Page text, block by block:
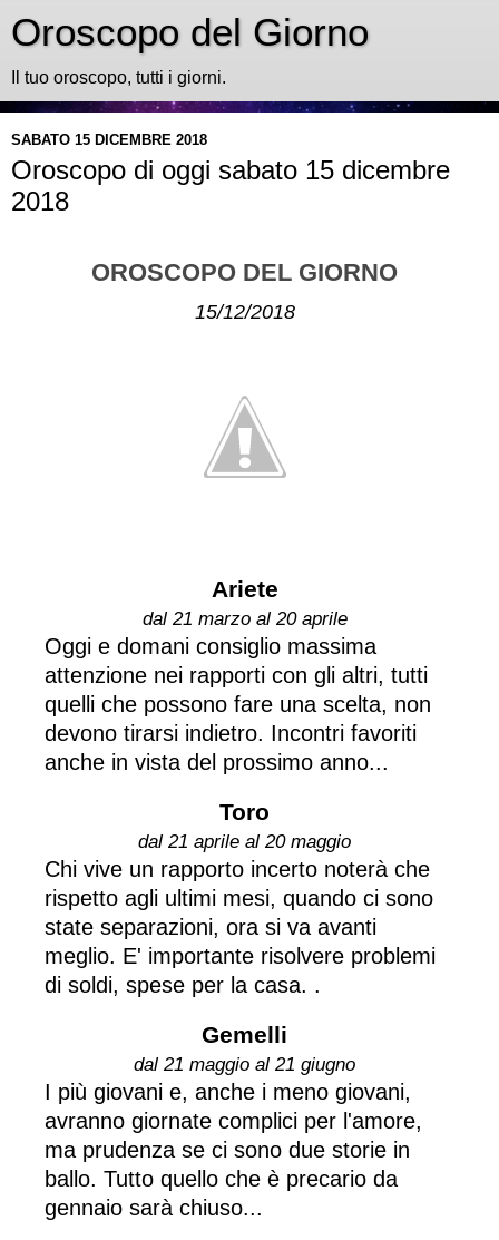
Oroscopo del Giorno
Il tuo oroscopo, tutti i giorni.
SABATO 15 DICEMBRE 2018
Oroscopo di oggi sabato 15 dicembre
2018
OROSCOPO DEL GIORNO
15/12/2018
Ariete
dal 21 marzo al 20 aprile
Oggi e domani consiglio massima
attenzione nei rapporti con gli altri, tutti
quelli che possono fare una scelta, non
devono tirarsi indietro. Incontri favoriti
anche in vista del prossimo anno...
Toro
dal 21 aprile al 20 maggio
Chi vive un rapporto incerto noterà che
rispetto agli ultimi mesi, quando ci sono
state separazioni, ora si va avanti
meglio. E' importante risolvere problemi
di soldi, spese per la casa. .
Gemelli
dal 21 maggio al 21 giugno
I più giovani e, anche i meno giovani,
avranno giornate complici per l'amore,
ma prudenza se ci sono due storie in
ballo. Tutto quello che è precario da
gennaio sarà chiuso...